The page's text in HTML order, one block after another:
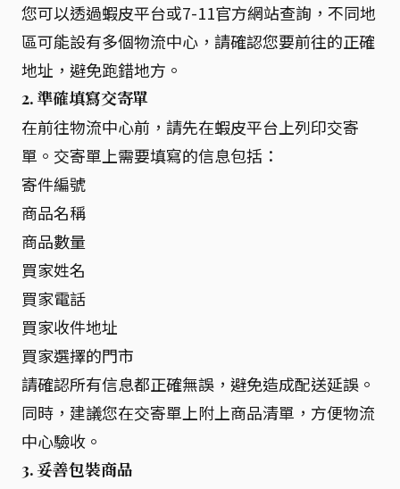
您可以透過蝦皮平台或7-11官方網站查詢，不同地
區可能設有多個物流中心，請確認您要前往的正確
地址，避免跑錯地方。
2. 準確填寫交寄單
在前往物流中心前，請先在蝦皮平台上列印交寄
單。交寄單上需要填寫的信息包括：
寄件編號
商品名稱
商品數量
買家姓名
買家電話
買家收件地址
買家選擇的門市
請確認所有信息都正確無誤，避免造成配送延誤。
同時，建議您在交寄單上附上商品清單，方便物流
中心驗收。
3. 妥善包裝商品